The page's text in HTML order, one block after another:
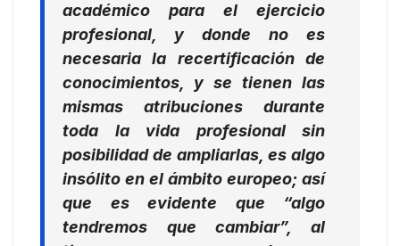
académico para el ejercicio
profesional, y donde no es
necesaria la recertificación de
conocimientos, y se tienen las
mismas atribuciones durante
toda la vida profesional sin
posibilidad de ampliarlas, es algo
insólito en el ámbito europeo; así
que es evidente que “algo
tendremos que cambiar”, al